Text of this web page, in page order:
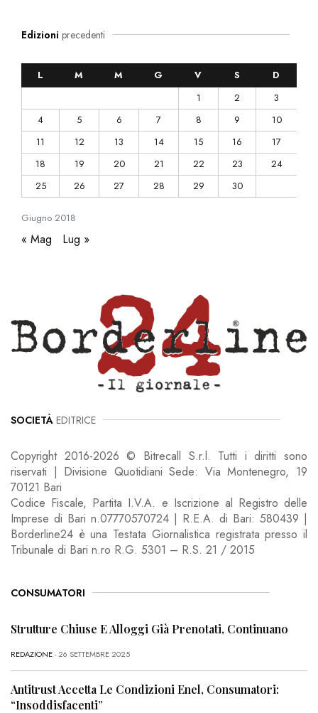
Edizioni precedenti
Giugno 2018
L M M G V S
D
1
2
3
4
5 6 7 8 9
10
11
12 13 14 15 16
17
18
19 20 21 22 23
24
25
26 27 28 29 30
« Mag Lug »
SOCIETÀ EDITRICE
Copyright 2016-2026 © Bitrecall S.r.l. Tutti i diritti sono
riservati | Divisione Quotidiani Sede: Via Montenegro, 19
70121 Bari
Codice Fiscale, Partita I.V.A. e Iscrizione al Registro delle
Imprese di Bari n.07770570724 | R.E.A. di Bari: 580439 |
Borderline24 è una Testata Giornalistica registrata presso il
Tribunale di Bari n.ro R.G. 5301 – R.S. 21 / 2015
CONSUMATORI
Strutture Chiuse E Alloggi Già Prenotati, Continuano
REDAZIONE- 26 SETTEMBRE 2025
Antitrust Accetta Le Condizioni Enel, Consumatori:
“Insoddisfacenti”